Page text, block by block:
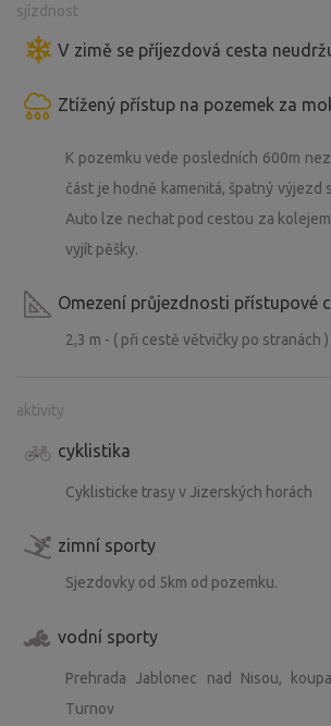
sjízdnost
V zimě se příjezdová cesta
Ztížený přístup na pozemek za
K pozemku vede posledních 600m
část je hodně kamenitá, špatný výjezd
Auto lze nechat pod cestou za
vyjít pěšky.
Omezení průjezdnosti přístupové
2,3 m - ( při cestě větvičky po stranách )
aktivity
cyklistika
Cyklisticke trasy v Jizerských horách
zimní sporty
Sjezdovky od 5km od pozemku.
vodní sporty
Prehrada Jablonec nad Nisou,
Turnov